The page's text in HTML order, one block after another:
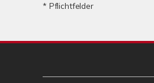
* Pflichtfelder